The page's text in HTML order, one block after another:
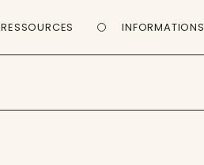
RESSOURCES INFORMATIONS